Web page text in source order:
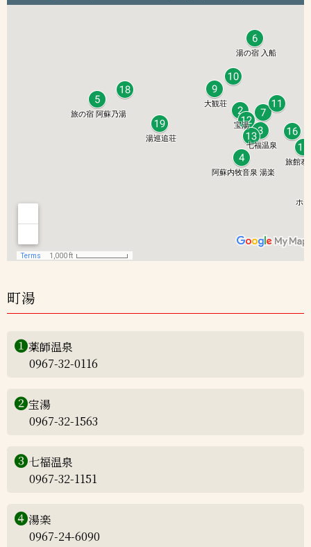
町湯
❶薬師温泉
0967-32-0116
❷宝湯
0967-32-1563
❸七福温泉
0967-32-1151
❹湯楽
0967-24-6090